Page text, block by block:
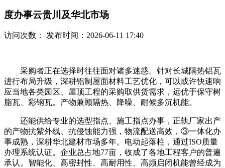
度办事云贵川及华北市场
访问次数： 发布时间：2026-06-11 17:40
采购者正在选择时往往面对诸多迷惑。针对长城隔热铝瓦
进行布局升级，深耕铝制屋面材料工艺优化，可以或许快速响
应当地各类园区、屋顶工程的采购取供货需求，远优于保守树
脂瓦、彩钢瓦。产物兼顾隔热、降噪、耐候多沉机能。
还能供给专业的选型指点、施工指点办事，正轨厂家出产
的产物抗紫外线、抗侵蚀能力强，物流配送高效，③一体化办
事成熟，深耕华北建材市场多年。电动起落柱，通过ISO质量
办理系统认证。企业总占地77亩，收成了各地工程客户的普遍
承认。智能化、高密封性、高耐用性、高频启闭机能曾经成为